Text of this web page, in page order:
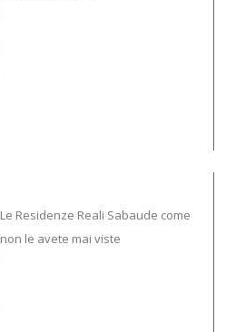
Le Residenze Reali Sabaude come
non le avete mai viste